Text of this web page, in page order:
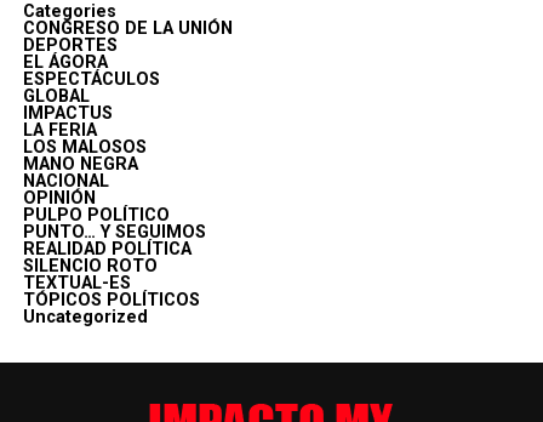
Categories
CONGRESO DE LA UNIÓN
DEPORTES
EL ÁGORA
ESPECTÁCULOS
GLOBAL
IMPACTUS
LA FERIA
LOS MALOSOS
MANO NEGRA
NACIONAL
OPINIÓN
PULPO POLÍTICO
PUNTO… Y SEGUIMOS
REALIDAD POLÍTICA
SILENCIO ROTO
TEXTUAL-ES
TÓPICOS POLÍTICOS
Uncategorized